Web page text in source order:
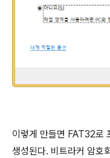
이렇게 만들면 FAT32로
생성된다. 비트라커 암호